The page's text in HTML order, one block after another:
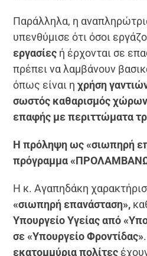
Παράλληλα, η
υπενθύμισε ότι όσοι
εργασίες ή έρχονται σε
πρέπει να λαμβάνουν
όπως είναι ηχρήση
σωστός καθαρισμός χώρων
επαφής με περιττώματα
Η πρόληψη ως «σιωπηρή
πρόγραμμα
Η κ. Αγαπηδάκη
«σιωπηρή επανάσταση»,
Υπουργείο Υγείας από
σε «Υπουργείο Φροντίδας»
εκατομμύρια πολίτες